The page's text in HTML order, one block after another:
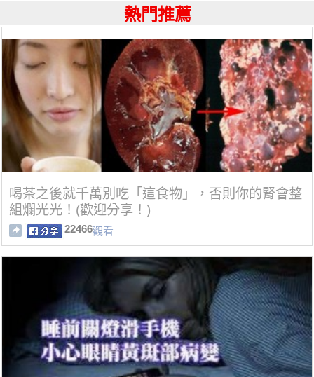
熱門推薦
喝茶之後就千萬別吃「這食物」，否則你的腎會整
組爛光光！(歡迎分享！)
22466觀看